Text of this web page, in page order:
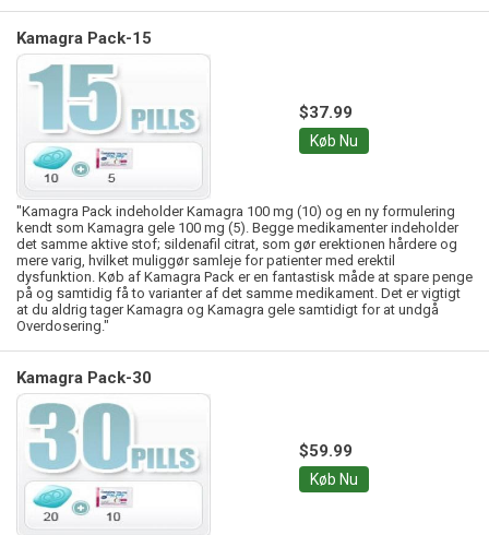
Kamagra Pack-15
$37.99
Køb Nu
"Kamagra Pack indeholder Kamagra 100 mg (10) og en ny formulering
kendt som Kamagra gele 100 mg (5). Begge medikamenter indeholder
det samme aktive stof; sildenafil citrat, som gør erektionen hårdere og
mere varig, hvilket muliggør samleje for patienter med erektil
dysfunktion. Køb af Kamagra Pack er en fantastisk måde at spare penge
på og samtidig få to varianter af det samme medikament. Det er vigtigt
at du aldrig tager Kamagra og Kamagra gele samtidigt for at undgå
Overdosering."
Kamagra Pack-30
$59.99
Køb Nu